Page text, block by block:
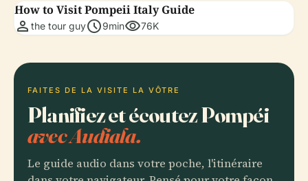
How to Visit Pompeii Italy Guide
person the tour guyschedule9minvisibility76K
FAITES DE LA VISITE LA VÔTRE
Planifiez et écoutez Pompéi
avec Audiala.
Le guide audio dans votre poche, l'itinéraire